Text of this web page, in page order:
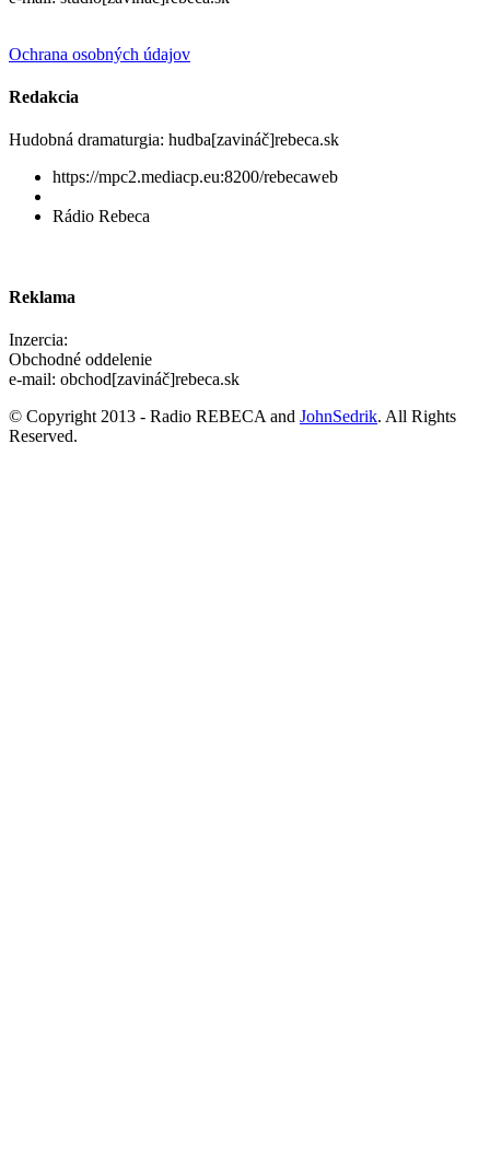
Ochrana osobných údajov
Redakcia
Hudobná dramaturgia: hudba[zavináč]rebeca.sk
https://mpc2.mediacp.eu:8200/rebecaweb
Rádio Rebeca
Reklama
Inzercia:
Obchodné oddelenie
e-mail: obchod[zavináč]rebeca.sk
© Copyright 2013 - Radio REBECA and JohnSedrik. All Rights
Reserved.